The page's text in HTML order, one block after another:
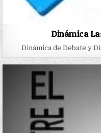
Dinámica
Dinámica de Debate y